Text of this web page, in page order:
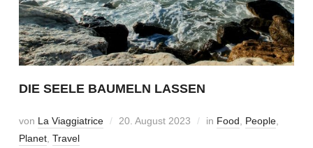
DIE SEELE BAUMELN LASSEN
von La Viaggiatrice 20. August 2023 in Food People,
Planet, Travel